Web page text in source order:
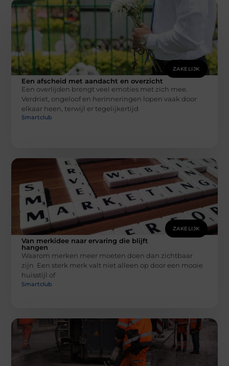
ZAKELIJK
Een afscheid met aandacht en overzicht
Een overlijden brengt veel emoties met zich mee.
Verdriet, ongeloof en herinneringen lopen vaak door
elkaar heen, terwijl er tegelijkertijd
Smartclub
ZAKELIJK
Van merkidee naar ervaring die blijft
hangen
Waarom merken meer moeten doen dan zichtbaar
zijn Een sterk merk valt niet alleen op door een mooie
huisstijl of
Smartclub